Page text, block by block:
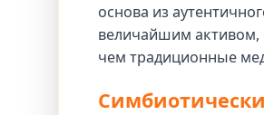
основа из
величайшим
чем традиционные